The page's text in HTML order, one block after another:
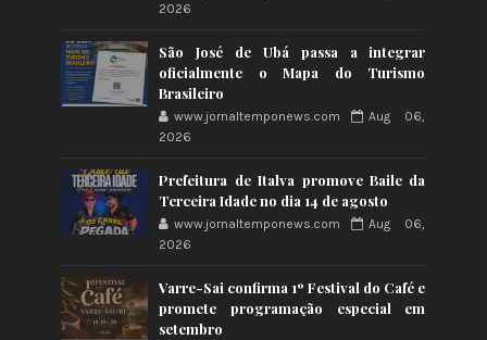
2026
São José de Ubá passa a integrar
oficialmente o Mapa do Turismo
Brasileiro
www.jornaltemponews.com
Aug 06,
2026
Prefeitura de Italva promove Baile da
Terceira Idade no dia 14 de agosto
www.jornaltemponews.com
Aug 06,
2026
Varre-Sai confirma 1º Festival do Café e
promete programação especial em
setembro